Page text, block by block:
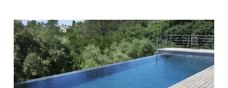
Membrane
armée
pour
piscine